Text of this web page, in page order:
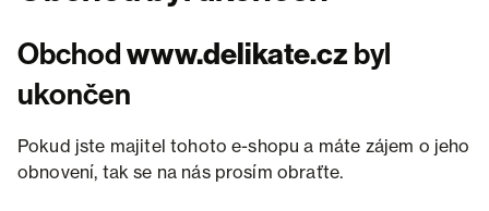
Obchodwww.delikate.cz byl
ukončen
Pokud jste majitel tohoto e-shopu a máte zájem o jeho
obnovení, tak se na nás prosím obraťte.